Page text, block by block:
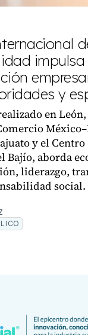
impulsa
y
en
y el
Bajío, aborda
liderazgo,
social.